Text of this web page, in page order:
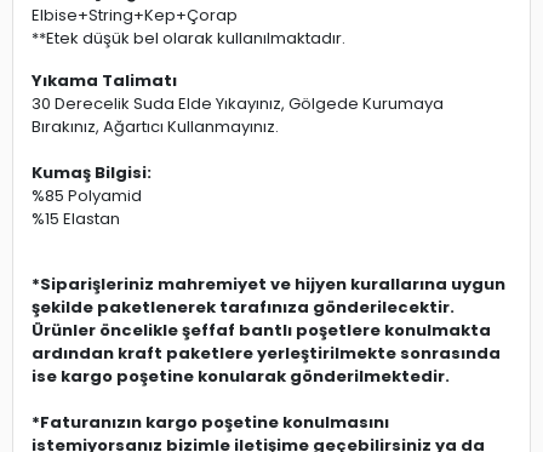
Elbise+String+Kep+Çorap
**Etek düşük bel olarak kullanılmaktadır.
Yıkama Talimatı
30 Derecelik Suda Elde Yıkayınız, Gölgede Kurumaya
Bırakınız, Ağartıcı Kullanmayınız.
Kumaş Bilgisi:
%85 Polyamid
%15 Elastan
*Siparişleriniz mahremiyet ve hijyen kurallarına uygun
şekilde paketlenerek tarafınıza gönderilecektir.
Ürünler öncelikle şeffaf bantlı poşetlere konulmakta
ardından kraft paketlere yerleştirilmekte sonrasında
ise kargo poşetine konularak gönderilmektedir.
*Faturanızın kargo poşetine konulmasını
istemiyorsanız bizimle iletişime geçebilirsiniz ya da